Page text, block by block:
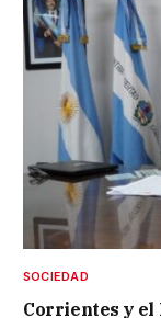
SOCIEDAD
Corrientes y